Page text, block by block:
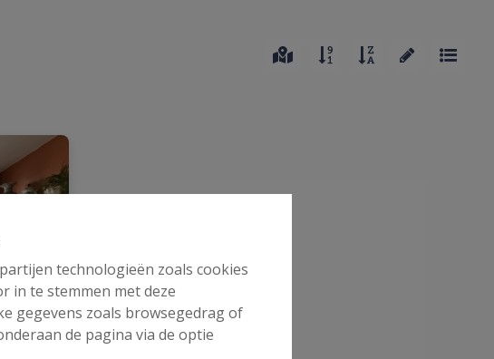
technologieën zoals cookies
in te stemmen met deze
gegevens zoals browsegedrag of
de pagina via de optie